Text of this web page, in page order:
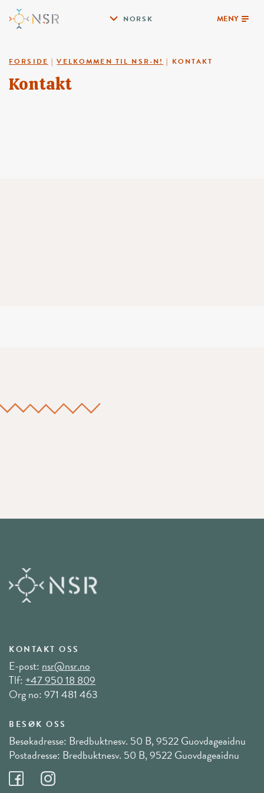
NORSK MENY
FORSIDE |VELKOMMEN TIL NSR-N! | KONTAKT
Kontakt
KONTAKT OSS
E-post:nsr@nsr.no
Tlf:+47 950 18 809
Org no: 971 481 463
BESØK OSS
Besøkadresse: Bredbuktnesv. 50 B, 9522 Guovdageaidnu
Postadresse: Bredbuktnesv. 50 B, 9522 Guovdageaidnu